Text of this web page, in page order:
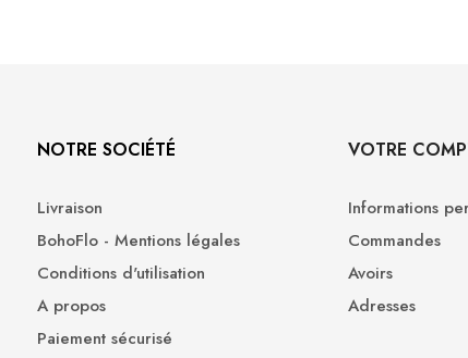
NOTRE SOCIÉTÉ
Livraison
BohoFlo - Mentions légales
Conditions d'utilisation
A propos
Paiement sécurisé
VOTRE
Informations
Commandes
Avoirs
Adresses